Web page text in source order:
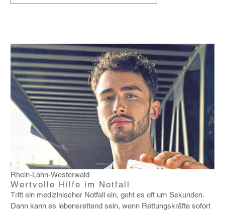
Rhein-Lahn-Westerwald
Wertvolle Hilfe im Notfall
Tritt ein medi­zi­ni­scher Notfall ein, geht es oft um Sekunden.
Dann kann es lebens­ret­tend sein, wenn Rettungs­kräfte sofort